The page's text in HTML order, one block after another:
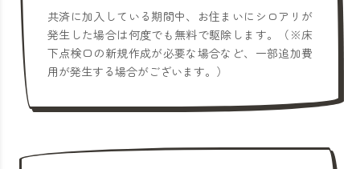
共済に加入している期間中、お住まいにシロアリが
発生した場合は何度でも無料で駆除します。（※床
下点検口の新規作成が必要な場合など、一部追加費
用が発生する場合がございます。）